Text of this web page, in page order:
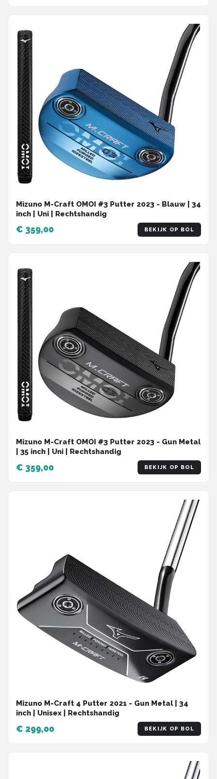
Mizuno M-Craft OMOI #3 Putter 2023 - Blauw | 34
inch | Uni | Rechtshandig
€ 359,00 BEKIJK OP BOL
Mizuno M-Craft OMOI #3 Putter 2023 - Gun Metal
| 35 inch | Uni | Rechtshandig
€ 359,00 BEKIJK OP BOL
Mizuno M-Craft 4 Putter 2021 - Gun Metal | 34
inch | Unisex | Rechtshandig
€ 299,00 BEKIJK OP BOL